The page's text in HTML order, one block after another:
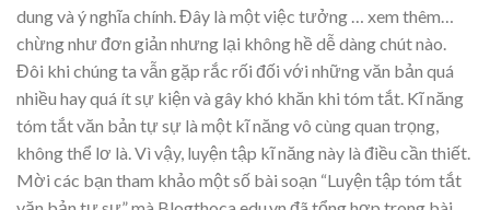
dung và ý nghĩa chính. Đây là một việc tưởng
… xem thêm…
chừng như đơn giản nhưng lại không hề dễ dàng chút nào.
Đôi khi chúng ta vẫn gặp rắc rối đối với những văn bản quá
nhiều hay quá ít sự kiện và gây khó khăn khi tóm tắt. Kĩ năng
tóm tắt văn bản tự sự là một kĩ năng vô cùng quan trọng,
không thể lơ là. Vì vậy, luyện tập kĩ năng này là điều cần thiết.
Mời các bạn tham khảo một số bài soạn “Luyện tập tóm tắt